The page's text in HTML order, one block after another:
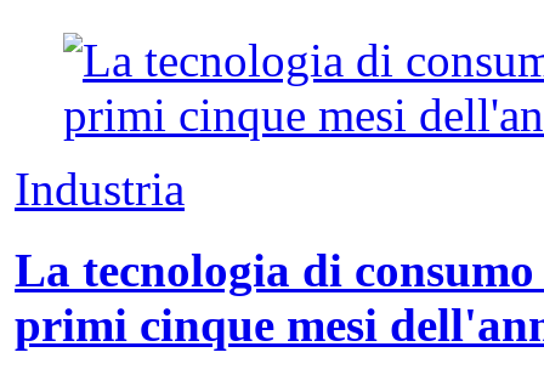
Industria
La tecnologia di
primi cinque mesi